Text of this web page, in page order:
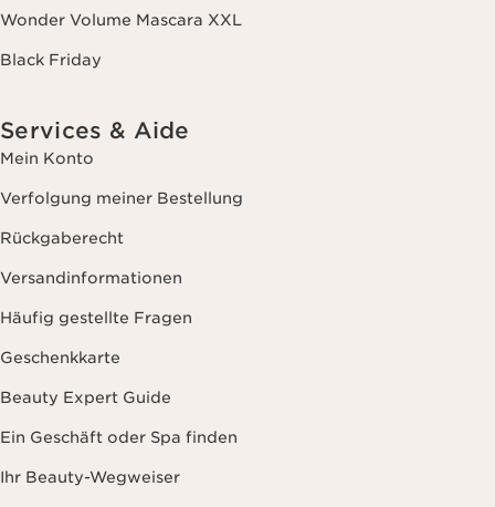
Wonder Volume Mascara XXL
Black Friday
Services & Aide
Mein Konto
Verfolgung meiner Bestellung
Rückgaberecht
Versandinformationen
Häufig gestellte Fragen
Geschenkkarte
Beauty Expert Guide
Ein Geschäft oder Spa finden
Ihr Beauty-Wegweiser